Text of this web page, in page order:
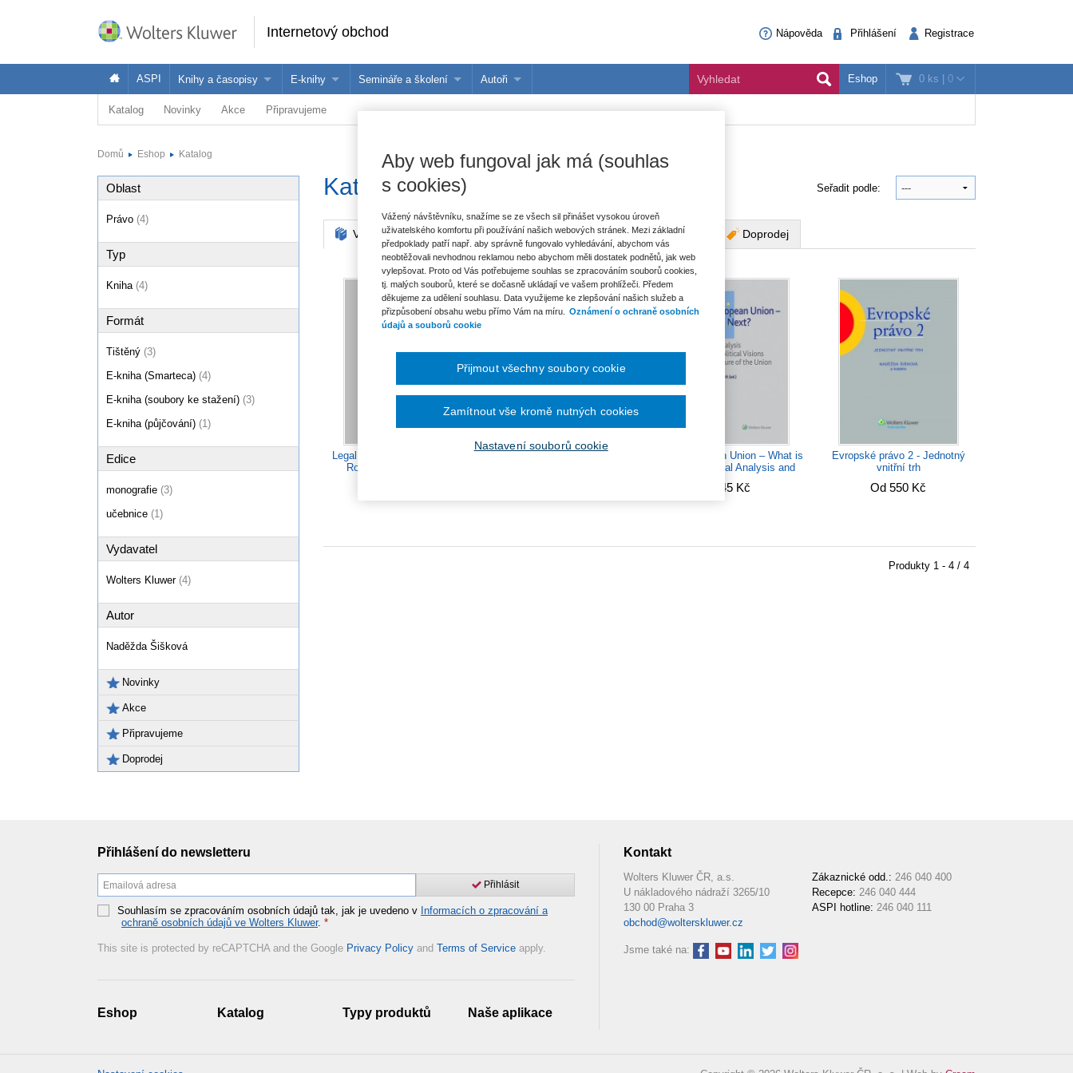
Internetový obchod Nápověda Přihlášení Registrace
0 ks | 0
Eshop
ASPI Knihy a časopisy
Knihy
E-knihy
Jak na naše e-knihy?
Semináře a školení Autoři
Katalog Novinky Akce Připravujeme
Domů Eshop Katalog
Katalog Seřadit podle:
Všechny produkty Akce Novinky Připravujeme Doprodej
Legal Issues of Digitalisation,
Robotization and Cyber
The European Union – What is
Next? A Legal Analysis and
845 Kč
Evropské právo 2 - Jednotný
vnitřní trh
Od 550 Kč
Produkty 1 - 4 / 4
Oblast
Právo (4)
Typ
Kniha (4)
Formát
Tištěný (3)
E-kniha (Smarteca) (4)
E-kniha (soubory ke stažení) (3)
E-kniha (půjčování) (1)
Edice
monografie (3)
učebnice (1)
Vydavatel
Wolters Kluwer (4)
Autor
Naděžda Šišková
Novinky
Akce
Připravujeme
Doprodej
Přihlášení do newsletteru
Přihlásit
Souhlasím se zpracováním osobních údajů tak, jak je uvedeno v Informacích o zpracování a
ochraně osobních údajů ve Wolters Kluwer. *
This site is protected by reCAPTCHA and the Google Privacy Policy and Terms of Service apply.
Eshop Katalog Typy produktů Naše aplikace
Kontakt
Wolters Kluwer ČR, a.s.
U nákladového nádraží 3265/10
130 00 Praha 3
obchod@wolterskluwer.cz
Zákaznické odd.: 246 040 400
Recepce: 246 040 444
ASPI hotline: 246 040 111
Jsme také na:
Aby web fungoval jak má (souhlas
s cookies)
Vážený návštěvníku, snažíme se ze všech sil přinášet vysokou úroveň
uživatelského komfortu při používání našich webových stránek. Mezi základní
předpoklady patří např. aby správně fungovalo vyhledávání, abychom vás
neobtěžovali nevhodnou reklamou nebo abychom měli dostatek podnětů, jak web
vylepšovat. Proto od Vás potřebujeme souhlas se zpracováním souborů cookies,
tj. malých souborů, které se dočasně ukládají ve vašem prohlížeči. Předem
děkujeme za udělení souhlasu. Data využijeme ke zlepšování našich služeb a
přizpůsobení obsahu webu přímo Vám na míru.
Oznámení o ochraně osobních
údajů a souborů cookie
Nastavení souborů cookie
Zamítnout vše kromě nutných cookies
Přijmout všechny soubory cookie